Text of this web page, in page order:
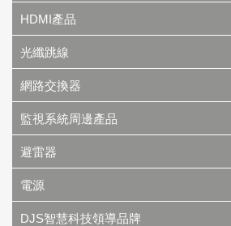
HDMI產品
光纖跳線
網路交換器
監視系統周邊產品
避雷器
電源
DJS智慧科技領導品牌